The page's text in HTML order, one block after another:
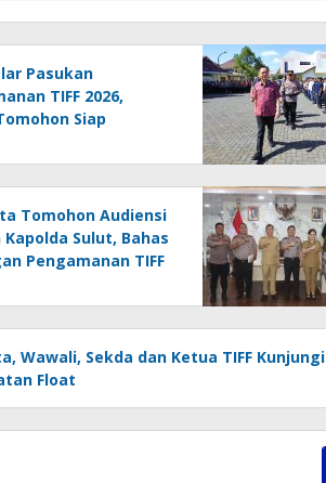
Pasukan
TIFF 2026,
Siap
Tomohon Audiensi
Sulut, Bahas
Pengamanan TIFF
Wawali, Sekda dan Ketua TIFF Kunjungi
Float